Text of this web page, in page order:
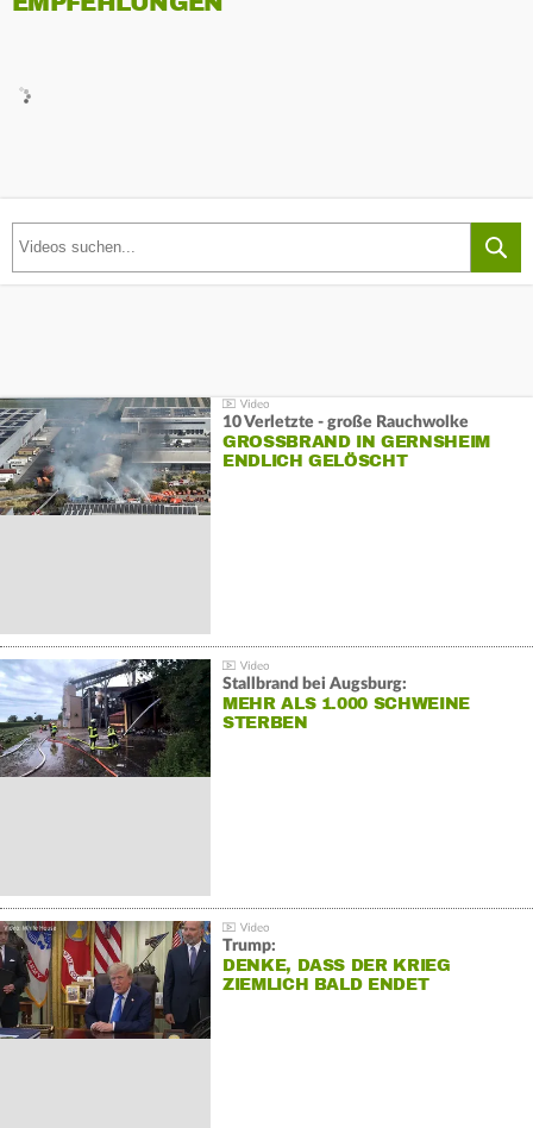
10 Verletzte - große Rauchwolke
GROSSBRAND IN GERNSHEIM E
NDLICH GELÖSCHT
Stallbrand bei Augsburg:
MEHR ALS 1.000 SCHWEINE
STERBEN
Trump:
DENKE, DASS DER KRIEG
ZIEMLICH BALD ENDET